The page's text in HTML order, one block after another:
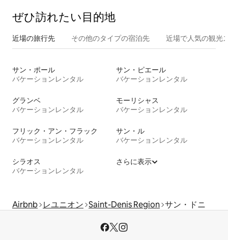
ぜひ訪⁠れ⁠た⁠い目⁠的⁠地
近場の旅行先 その他のタ⁠イ⁠プ⁠の宿⁠泊⁠先 近場で人気の観光
サン・ポール
バケーションレンタル
サン・ピエール
バケーションレンタル
グランベ
バケーションレンタル
モーリシャス
バケーションレンタル
フリック・アン・フラック
バケーションレンタル
サン・ル
バケーションレンタル
シラオス
バケーションレンタル
さらに表示
Airbnb レユニオン Saint-Denis Region サン・ドニ